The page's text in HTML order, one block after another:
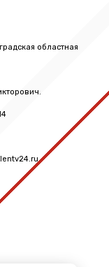
областная